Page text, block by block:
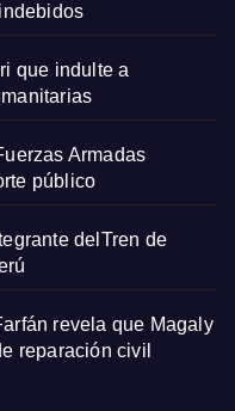
que indulte a
Armadas
público
delTren de
revela que Magaly
reparación civil